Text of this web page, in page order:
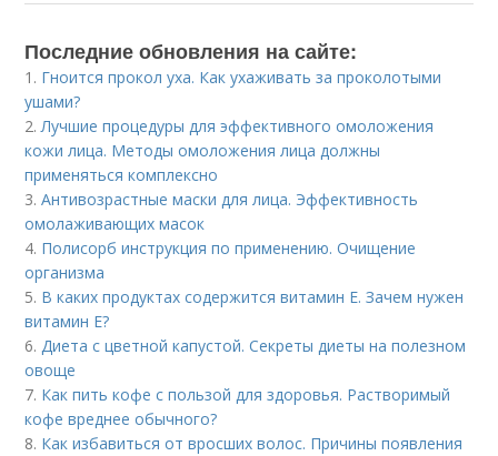
Последние обновления на сайте:
1. Гноится прокол уха. Как ухаживать за проколотыми
ушами?
2.Лучшие процедуры для эффективного омоложения
кожи лица. Методы омоложения лица должны
применяться комплексно
3.Антивозрастные маски для лица. Эффективность
омолаживающих масок
4. Полисорб инструкция по применению. Очищение
организма
5. В каких продуктах содержится витамин Е. Зачем нужен
витамин Е?
6.Диета с цветной капустой. Секреты диеты на полезном
овоще
7. Как пить кофе с пользой для здоровья. Растворимый
кофе вреднее обычного?
8. Как избавиться от вросших волос. Причины появления